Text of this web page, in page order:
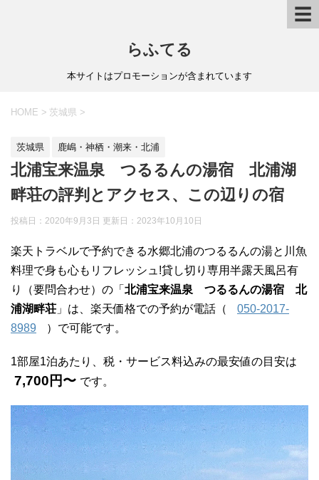
☰
らふてる
本サイトはプロモーションが含まれています
HOME > 茨城県 >
茨城県 鹿嶋・神栖・潮来・北浦
北浦宝来温泉 つるるんの湯宿 北浦湖
畔荘の評判とアクセス、この辺りの宿
投稿日：2020年9月3日 更新日： 2023年10月10日
楽天トラベルで予約できる水郷北浦のつるるんの湯と川魚
料理で身も心もリフレッシュ!貸し切り専用半露天風呂有
り（要問合わせ）の「 北浦宝来温泉 つるるんの湯宿 北
浦湖畔荘 」は、楽天価格での予約が電話（
050-2017-
8989
）で可能です。
1部屋1泊あたり、税・サービス料込みの最安値の目安は
7,700円〜 です。